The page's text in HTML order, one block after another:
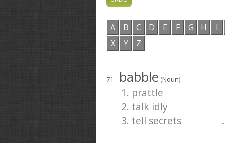
A B C D E F G H I
X
Y Z
71 babble (Noun)
1. prattle
2. talk idly
3. tell secrets